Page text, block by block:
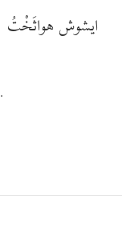
ایشوش هواثَخْتُ